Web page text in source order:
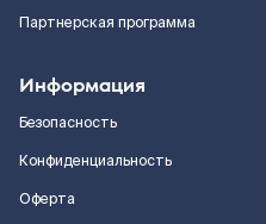
Партнерская программа
Информация
Безопасность
Конфиденциальность
Оферта